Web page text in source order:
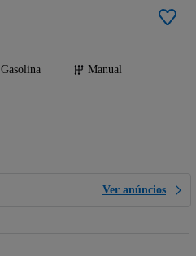
Gasolina
Manual
Ver anúncios